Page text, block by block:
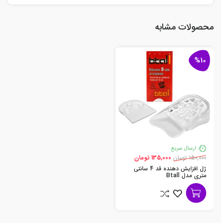
محصولات مشابه
%10
ارسال سریع
150,000 تومان
135,000 تومان
ژل افزایش دهنده قد 4 سانتی
متری مدل Btall